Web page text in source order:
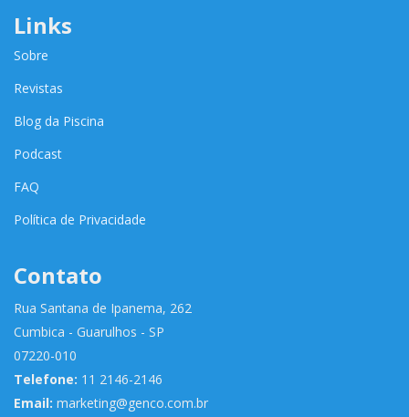
Links
Sobre
Revistas
Blog da Piscina
Podcast
FAQ
Política de Privacidade
Contato
Rua Santana de Ipanema, 262
Cumbica - Guarulhos - SP
07220-010
Telefone: 11 2146-2146
Email: marketing@genco.com.br